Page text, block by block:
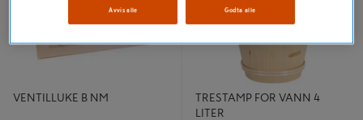
VENTILLUKE B NM
TRESTAMP FOR VANN 4
LITER
Avvis alle Godta alle